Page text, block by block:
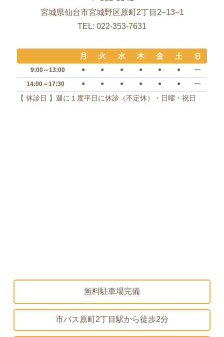
宮城県仙台市宮城野区原町2丁目2−13−1
TEL: 022-353-7631
9:00～13:00 ● ● ● ● ● ● ―
14:00～17:30 ● ● ● ● ● ● ―
【 休診日 】週に１度平日に休診（不定休）・日曜・祝日
無料駐車場完備
市バス原町2丁目駅から徒歩2分